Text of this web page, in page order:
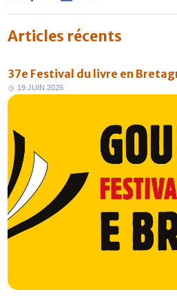
Articles récents
37e Festival du livre en
19 J U N 2026